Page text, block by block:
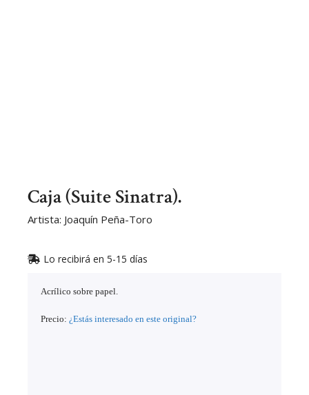
Caja (Suite Sinatra).
Artista: Joaquín Peña-Toro
Lo recibirá en 5-15 días
Acrílico sobre papel.
Precio: ¿Estás interesado en este original?